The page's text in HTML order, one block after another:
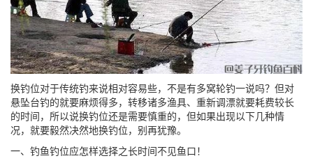
换钓位对于传统钓来说相对容易些，不是有多窝轮钓一说吗？但对
悬坠台钓的就要麻烦得多，转移诸多渔具、重新调漂就要耗费较长
的时间，所以说换钓位还是需要慎重的，但如果出现以下几种情
况，就要毅然决然地换钓位，别再犹豫。
一、钓鱼钓位应怎样选择之长时间不见鱼口！